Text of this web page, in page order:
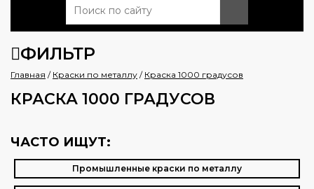
ФИЛЬТР
Главная / Краски по металлу / Краска 1000 градусов
КРАСКА 1000 ГРАДУСОВ
ЧАСТО ИЩУТ:
Промышленные краски по металлу